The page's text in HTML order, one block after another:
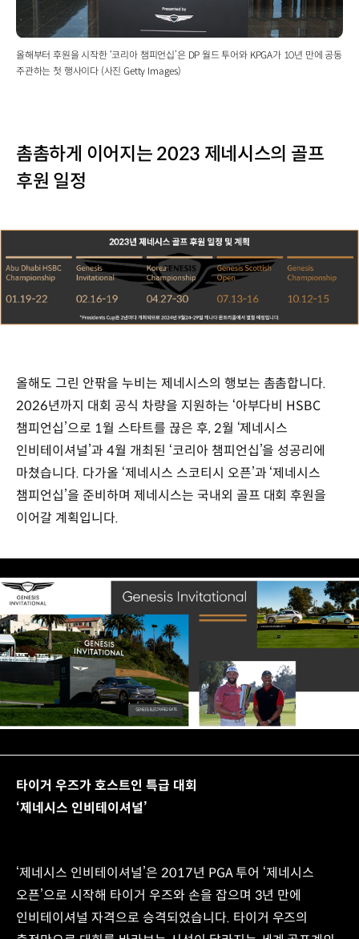
올해부터 후원을 시작한 ‘코리아 챔피언십’은 DP 월드 투어와 KPGA가 10년 만에 공동
주관하는 첫 행사이다 (사진 Getty Images)
촘촘하게 이어지는 2023 제네시스의 골프
후원 일정
올해도 그린 안팎을 누비는 제네시스의 행보는 촘촘합니다.
2026년까지 대회 공식 차량을 지원하는 ‘아부다비 HSBC
챔피언십’으로 1월 스타트를 끊은 후, 2월 ‘제네시스
인비테이셔널’과 4월 개최된 ‘코리아 챔피언십’을 성공리에
마쳤습니다. 다가올 ‘제네시스 스코티시 오픈’과 ‘제네시스
챔피언십’을 준비하며 제네시스는 국내외 골프 대회 후원을
이어갈 계획입니다.
타이거 우즈가 호스트인 특급 대회
‘제네시스 인비테이셔널’
‘제네시스 인비테이셔널’은 2017년 PGA 투어 ‘제네시스
오픈’으로 시작해 타이거 우즈와 손을 잡으며 3년 만에
인비테이셔널 자격으로 승격되었습니다. 타이거 우즈의